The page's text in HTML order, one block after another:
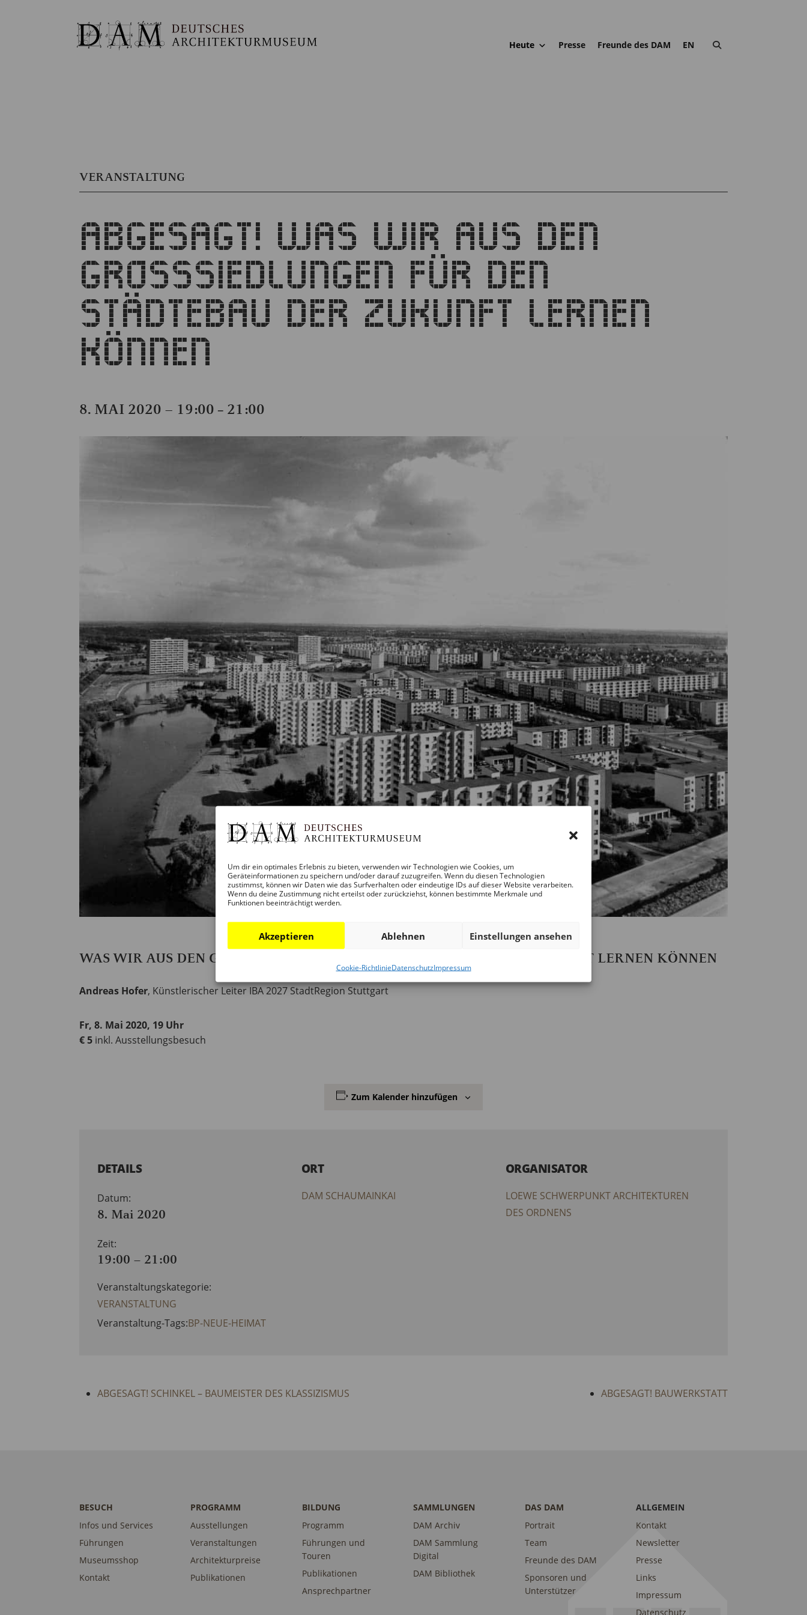
Um dir ein optimales Erlebnis zu bieten, verwenden wir Technologien wie Cookies, um
Geräteinformationen zu speichern und/oder darauf zuzugreifen. Wenn du diesen Technologien
zustimmst, können wir Daten wie das Surfverhalten oder eindeutige IDs auf dieser Website verarbeiten.
Wenn du deine Zustimmung nicht erteilst oder zurückziehst, können bestimmte Merkmale und
Funktionen beeinträchtigt werden.
Akzeptieren Ablehnen Einstellungen ansehen
Cookie-RichtlinieDatenschutzImpressum
Heute Presse Freunde des DAM EN
VERANSTALTUNG
ABGESAGT! WAS WIR AUS DEN
GROSSSIEDLUNGEN FÜR DEN S
TÄDTEBAU DER ZUKUNFT LERNEN K
ÖNNEN
8. MAI 2020 – 19:00 – 21:00
WAS WIR AUS DEN GROSSSIEDLUNGEN FÜR DEN STÄDTEBAU DER ZUKUNFT LERNEN KÖNNEN
Andreas Hofer, Künstlerischer Leiter IBA 2027 StadtRegion Stuttgart
Fr, 8. Mai 2020, 19 Uhr
€ 5 inkl. Ausstellungsbesuch
Zum Kalender hinzufügen
DETAILS
Datum:
8. Mai 2020
Zeit:
19:00 – 21:00
Veranstaltungskategorie:
VERANSTALTUNG
Veranstaltung-Tags:BP-NEUE-HEIMAT
ORT
DAM SCHAUMAINKAI
ORGANISATOR
LOEWE SCHWERPUNKT ARCHITEKTUREN
DES ORDNENS
ABGESAGT! SCHINKEL – BAUMEISTER DES KLASSIZISMUS ABGESAGT! BAUWERKSTATT
BESUCH
Infos und Services
Führungen
Museumsshop
Kontakt
PROGRAMM
Ausstellungen
Veranstaltungen
Architekturpreise
Publikationen
BILDUNG
Programm
Führungen und
Touren
Publikationen
Ansprechpartner
SAMMLUNGEN
DAM Archiv
DAM Sammlung
Digital
DAM Bibliothek
DAS DAM
Portrait
Team
Freunde des DAM
Sponsoren und
Unterstützer
ALLGEMEIN
Kontakt
Newsletter
Presse
Links
Impressum
Datenschutz